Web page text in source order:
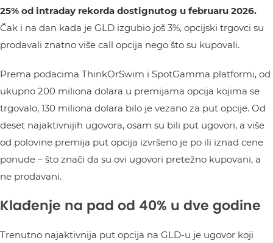
25% od intraday rekorda dostignutog u februaru 2026.
Čak i na dan kada je GLD izgubio još 3%, opcijski trgovci su
prodavali znatno više call opcija nego što su kupovali.
Prema podacima ThinkOrSwim i SpotGamma platformi, od
ukupno 200 miliona dolara u premijama opcija kojima se
trgovalo, 130 miliona dolara bilo je vezano za put opcije. Od
deset najaktivnijih ugovora, osam su bili put ugovori, a više
od polovine premija put opcija izvršeno je po ili iznad cene
ponude – što znači da su ovi ugovori pretežno kupovani, a
ne prodavani.
Klađenje na pad od 40% u dve godine
Trenutno najaktivnija put opcija na GLD-u je ugovor koji